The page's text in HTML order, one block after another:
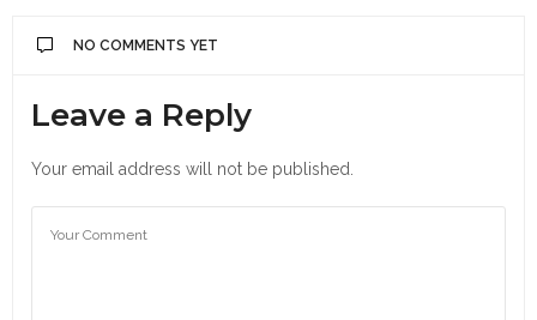
NO COMMENTS YET
Leave a Reply
Your email address will not be published.